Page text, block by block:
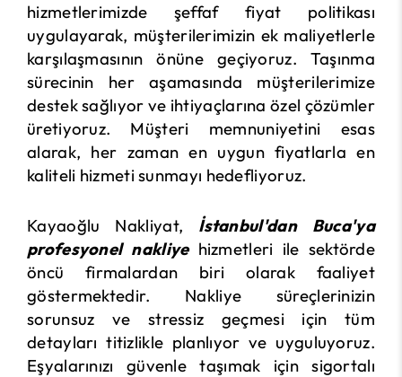
hizmetlerimizde şeffaf fiyat politikası
uygulayarak, müşterilerimizin ek maliyetlerle
karşılaşmasının önüne geçiyoruz. Taşınma
sürecinin her aşamasında müşterilerimize
destek sağlıyor ve ihtiyaçlarına özel çözümler
üretiyoruz. Müşteri memnuniyetini esas
alarak, her zaman en uygun fiyatlarla en
kaliteli hizmeti sunmayı hedefliyoruz.
Kayaoğlu Nakliyat, İstanbul'dan Buca'ya
profesyonel nakliyehizmetleri ile sektörde
öncü firmalardan biri olarak faaliyet
göstermektedir. Nakliye süreçlerinizin
sorunsuz ve stressiz geçmesi için tüm
detayları titizlikle planlıyor ve uyguluyoruz.
Eşyalarınızı güvenle taşımak için sigortalı